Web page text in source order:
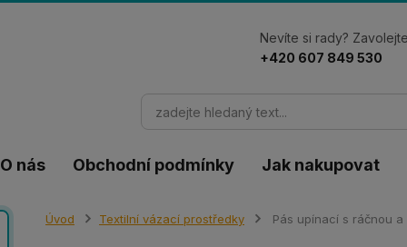
O nás Obchodní podmínky Jak nakupovat
Nevíte si rady?
+420 607 849 530
Úvod Textilní vázací prostředky Pás upínací s ráčnou